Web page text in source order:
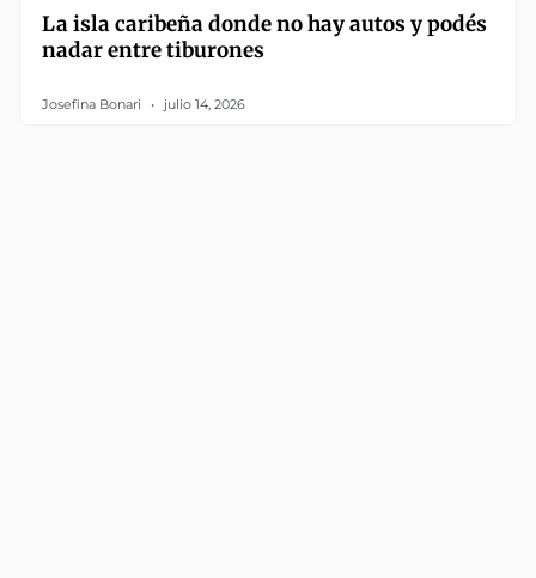
La isla caribeña donde no hay autos y podés
nadar entre tiburones
Josefina Bonari julio 14, 2026